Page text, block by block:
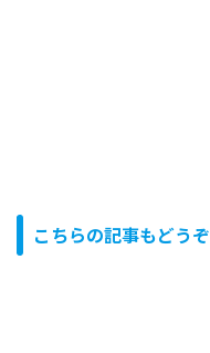
こちらの記事もどうぞ